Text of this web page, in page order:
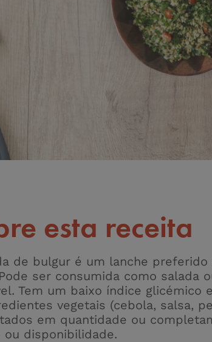
esta receita
de bulgur é um lanche
ser consumida como salada
Tem um baixo índice
vegetais (cebola, salsa,
em quantidade ou
ou disponibilidade.